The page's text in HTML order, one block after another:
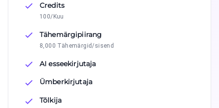
Credits
100/Kuu
Tähemärgipiirang
8,000 Tähemärgid/sisend
AI esseekirjutaja
Ümberkirjutaja
Tõlkija